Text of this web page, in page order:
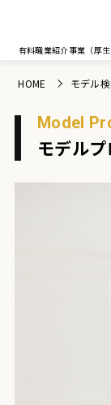
有料職業紹介事業 （厚
HOME モデル
Model
モデル